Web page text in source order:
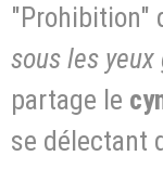
"Prohibition"
sous les
partage le
se délectant